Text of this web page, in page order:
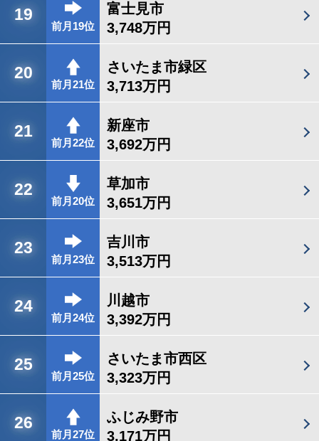
19
前月19位
富士見市
3,748万円
20
前月21位
さいたま市緑区
3,713万円
21
前月22位
新座市
3,692万円
22
前月20位
草加市
3,651万円
23
前月23位
吉川市
3,513万円
24
前月24位
川越市
3,392万円
25
前月25位
さいたま市西区
3,323万円
26
前月27位
ふじみ野市
3,171万円